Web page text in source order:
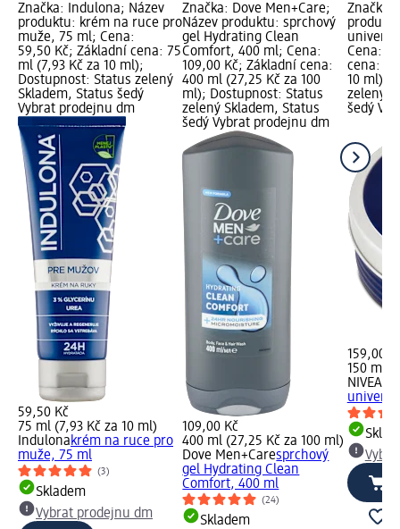
Značka: Indulona; Název
produktu: krém na ruce pro
muže, 75 ml; Cena:
59,50 Kč; Základní cena: 75
ml (7,93 Kč za 10 ml);
Dostupnost: Status zelený
Skladem, Status šedý
Vybrat prodejnu dm
59,50 Kč
75 ml (7,93 Kč za 10 ml)
Indulonakrém na ruce pro
muže, 75 ml
(3)
Skladem
Vybrat prodejnu dm
Značka: Dove Men+Care;
Název produktu: sprchový
gel Hydrating Clean
Comfort, 400 ml; Cena:
109,00 Kč; Základní cena:
400 ml (27,25 Kč za 100
ml); Dostupnost: Status
zelený Skladem, Status
šedý Vybrat prodejnu dm
109,00 Kč
400 ml (27,25 Kč za 100 ml)
Dove Men+Caresprchový
gel Hydrating Clean
Comfort, 400 ml
(24)
Skladem
Značka:
Cena:
cena:
10 ml);
zelený
šedý
159,00
150 ml
NIVEA